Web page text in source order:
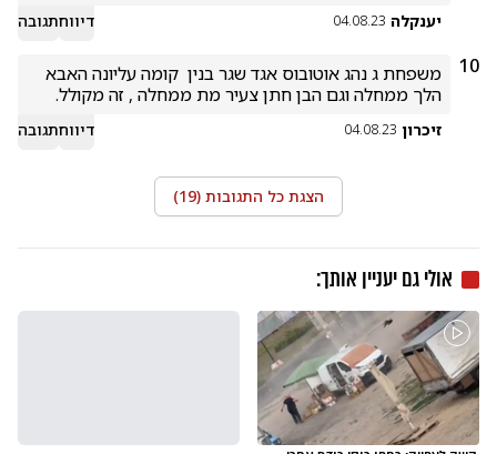
יענקלה 04.08.23 דיווחתגובה
10
הלך ממחלה וגם הבן חתן צעיר מת ממחלה , זה מקולל.
זיכרון 04.08.23 דיווחתגובה
הצגת כל התגובות (19
)
אולי גם יעניין אותך: